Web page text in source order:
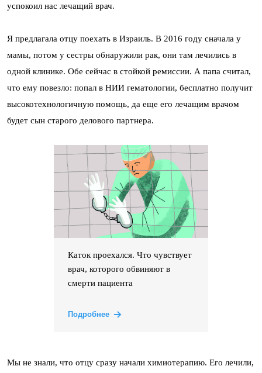
успокоил нас лечащий врач.
Я предлагала отцу поехать в Израиль. В 2016 году сначала у
мамы, потом у сестры обнаружили рак, они там лечились в
одной клинике. Обе сейчас в стойкой ремиссии. А папа считал,
что ему повезло: попал в НИИ гематологии, бесплатно получит
высокотехнологичную помощь, да еще его лечащим врачом
будет сын старого делового партнера.
Каток проехался. Что чувствует
врач, которого обвиняют в
смерти пациента
Подробнее
Мы не знали, что отцу сразу начали химиотерапию. Его лечили,